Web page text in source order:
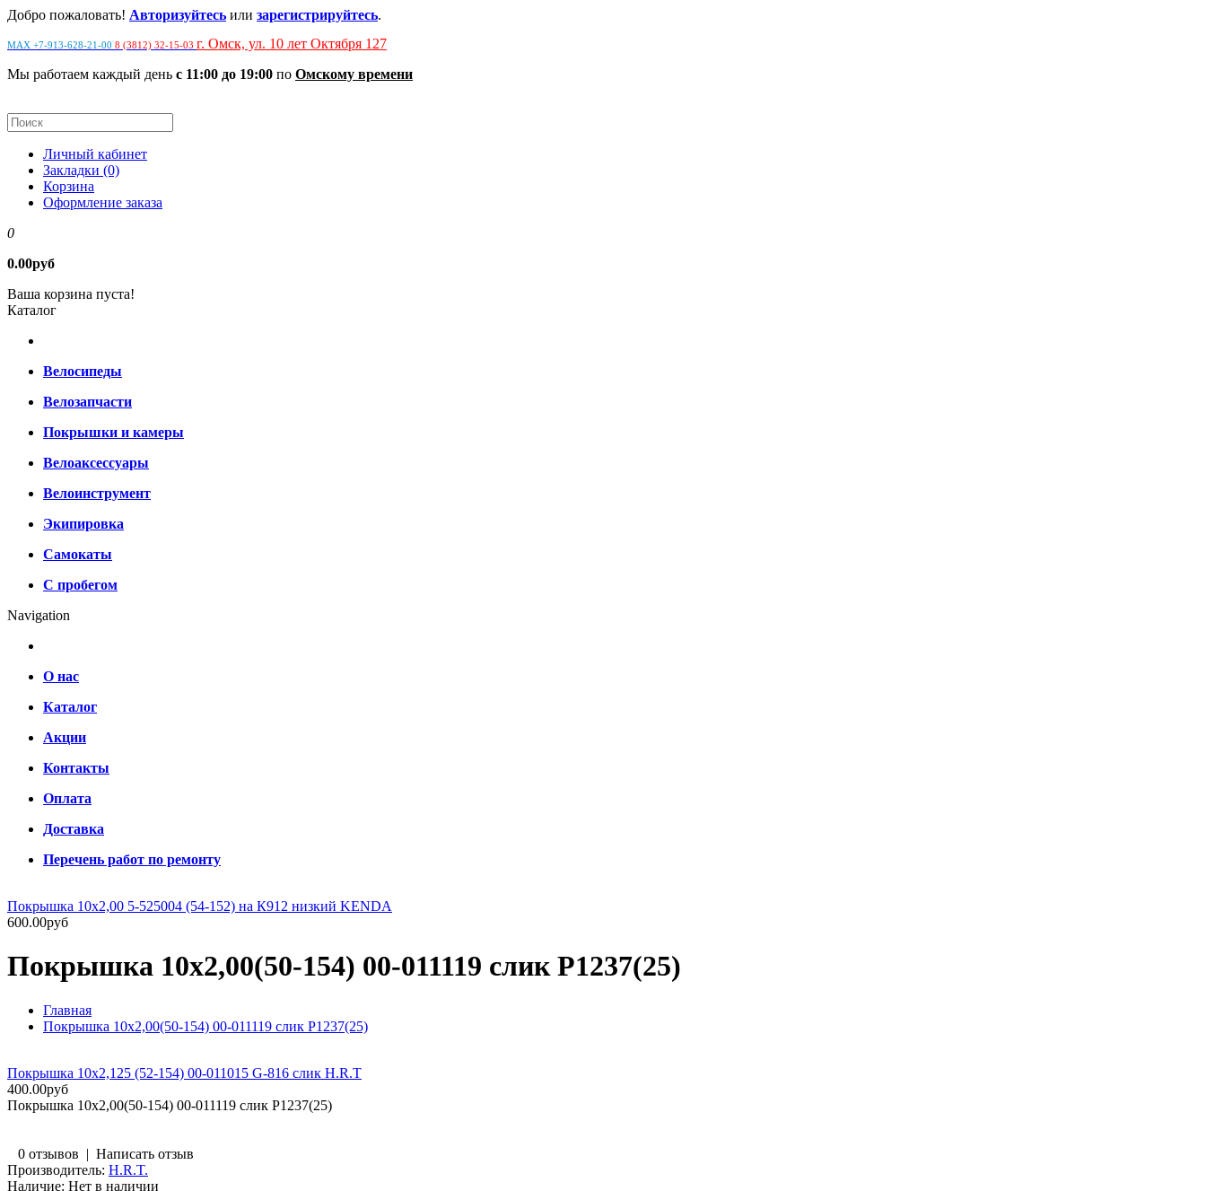
Добро пожаловать! Авторизуйтесь или зарегистрируйтесь.
MAX +7-913-628-21-00 8 (3812) 32-15-03 г. Омск, ул. 10 лет Октября 127
Мы работаем каждый день с 11:00 до 19:00 по Омскому времени
Личный кабинет
Закладки (0)
Корзина
Оформление заказа
0
0.00руб
Ваша корзина пуста!
Каталог
Велосипеды
Велозапчасти
Покрышки и камеры
Велоаксессуары
Велоинструмент
Экипировка
Самокаты
С пробегом
Navigation
О нас
Каталог
Акции
Контакты
Оплата
Доставка
Перечень работ по ремонту
Покрышка 10х2,00 5-525004 (54-152) на К912 низкий KENDA
600.00руб
Покрышка 10х2,00(50-154) 00-011119 слик P1237(25)
Главная
Покрышка 10х2,00(50-154) 00-011119 слик P1237(25)
Покрышка 10х2,125 (52-154) 00-011015 G-816 слик H.R.T
400.00руб
Покрышка 10х2,00(50-154) 00-011119 слик P1237(25)
0 отзывов | Написать отзыв
Производитель: H.R.T.
Наличие: Нет в наличии